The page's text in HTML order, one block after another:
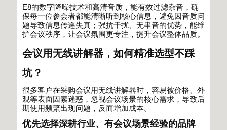
E8的数字降噪技术和高清音质，能有效过滤杂音，确
保每一位参会者都能清晰听到核心信息，避免因音质问
题导致信息传递失真；强抗干扰、无串音的优势，能维
护会议秩序，让会议氛围更专注，提升会议整体品质。
会议用无线讲解器，如何精准选型不踩
坑？
很多客户在采购会议用无线讲解器时，容易被价格、外
观等表面因素迷惑，忽视会议场景的核心需求，导致后
期使用频繁出现问题，反而增加成本。
优先选择深耕行业、有会议场景经验的品牌